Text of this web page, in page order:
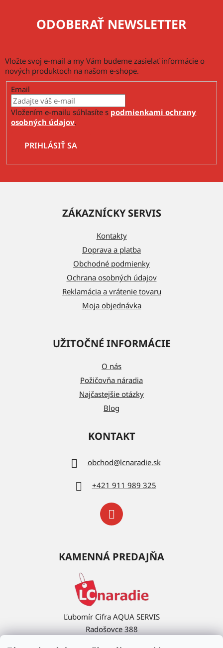
ODOBERAŤ NEWSLETTER
Vložte svoj e-mail a my Vám budeme zasielať informácie o
nových produktoch na našom e-shope.
Email
Vložením e-mailu súhlasíte s podmienkami ochrany
osobných údajov.
PRIHLÁSIŤ SA
ZÁKAZNÍCKY SERVIS
Kontakty
Doprava a platba
Obchodné podmienky
Ochrana osobných údajov
Reklamácia a vrátenie tovaru
Moja objednávka
UŽITOČNÉ INFORMÁCIE
O nás
Požičovňa náradia
Najčastejšie otázky
Blog
KONTAKT
obchod@lcnaradie.sk
+421 911 989 325
KAMENNÁ PREDAJŇA
Ľubomír Cifra AQUA SERVIS
Radošovce 388